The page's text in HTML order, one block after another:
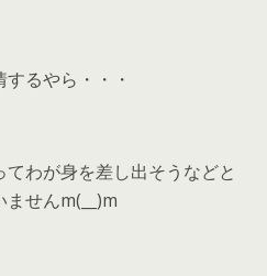
るやら・・・
わが身を差し出そうなどと
せんm(__)m